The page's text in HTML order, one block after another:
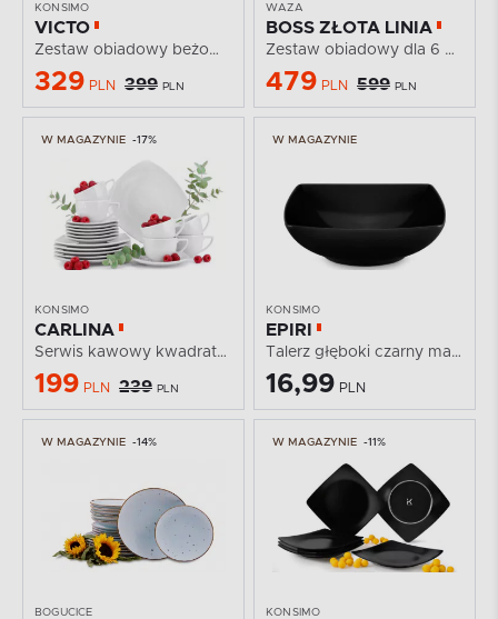
KONSIMO
VICTO
Zestaw obiadowy beżowy połysk 6os. (18 el.)
329 PLN 399 PLN
WAZA
BOSS ZŁOTA LINIA
Zestaw obiadowy dla 6 osób porcelana Złota Linia...
479 PLN 599 PLN
W MAGAZYNIE -17%
KONSIMO
CARLINA
Serwis kawowy kwadratowy 6 os. 18 elementów biały
199 PLN 239 PLN
W MAGAZYNIE
KONSIMO
EPIRI
Talerz głęboki czarny matowy
16,99 PLN
W MAGAZYNIE -14%
BOGUCICE
W MAGAZYNIE -11%
KONSIMO